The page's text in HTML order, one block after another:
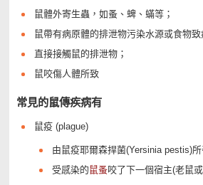
鼠體外寄生蟲，如蚤、蜱、蟎等；
鼠帶有病原體的排泄物污染水源或食物致
直接接觸鼠的排泄物；
鼠咬傷人體所致
常見的鼠傳疾病有
鼠疫 (plague)
由鼠疫耶爾森捍菌(Yersinia pestis)所
受感染的鼠蚤咬了下一個宿主(老鼠